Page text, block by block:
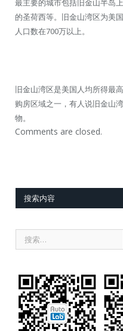
最主要的城市包括旧金山半岛
的圣荷西等。旧金山湾区为美
人口数在700万以上。
旧金山湾区是美国人均所得最
购房区域之一，有人说旧金山
物。
Comments are closed.
搜索内容